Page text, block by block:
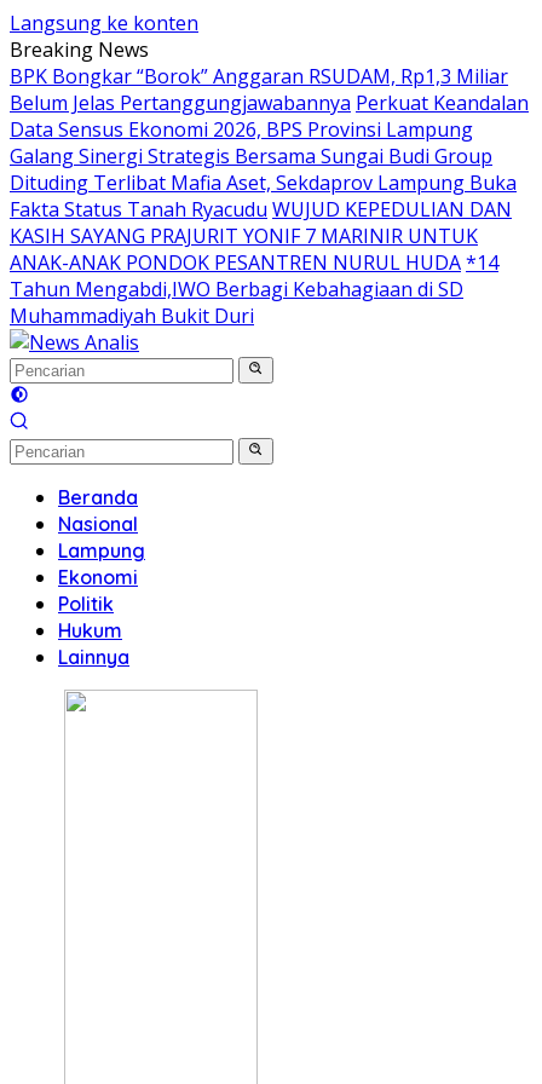
Langsung ke konten
Breaking News
BPK Bongkar “Borok” Anggaran RSUDAM, Rp1,3 Miliar
Belum Jelas Pertanggungjawabannya Perkuat Keandalan
Data Sensus Ekonomi 2026, BPS Provinsi Lampung
Galang Sinergi Strategis Bersama Sungai Budi Group
Dituding Terlibat Mafia Aset, Sekdaprov Lampung Buka
Fakta Status Tanah Ryacudu WUJUD KEPEDULIAN DAN
KASIH SAYANG PRAJURIT YONIF 7 MARINIR UNTUK
ANAK-ANAK PONDOK PESANTREN NURUL HUDA*14
Tahun Mengabdi,IWO Berbagi Kebahagiaan di SD
Muhammadiyah Bukit Duri
Beranda
Nasional
Lampung
Ekonomi
Politik
Hukum
Lainnya